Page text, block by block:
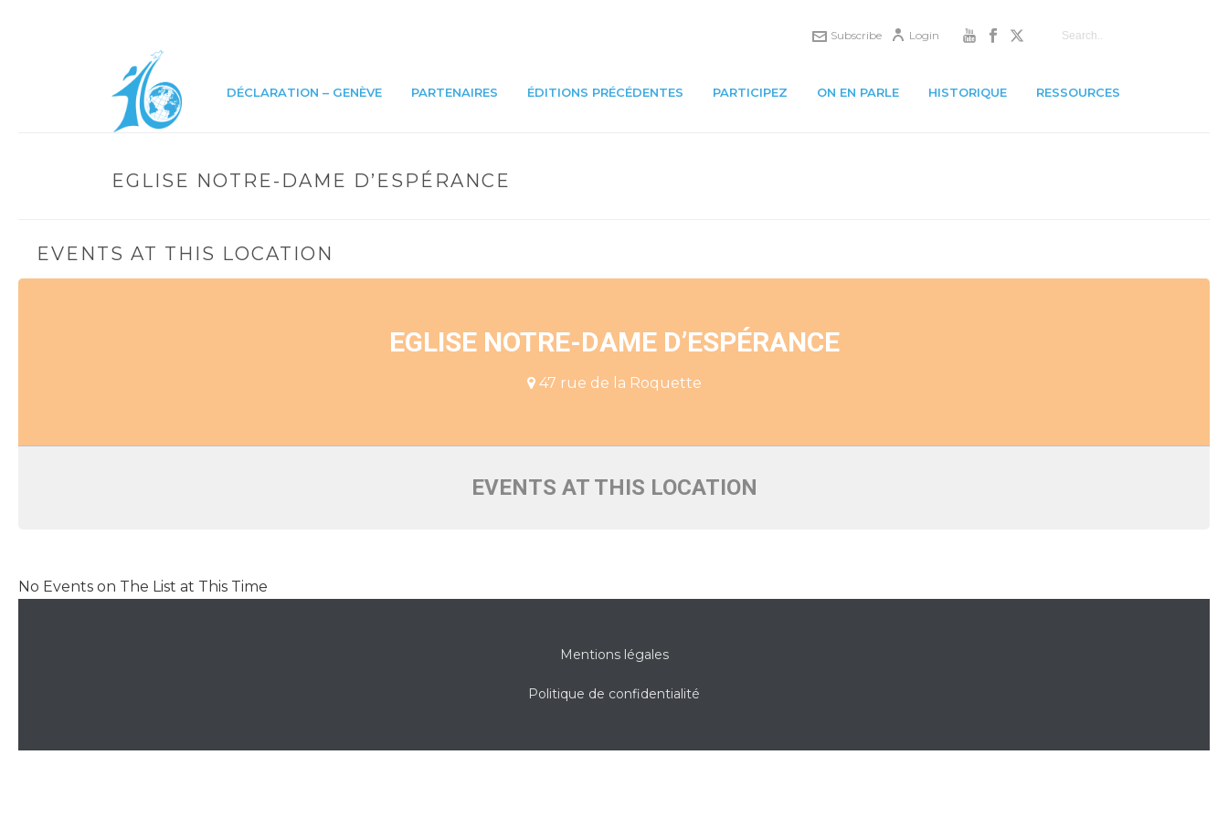
Login
Subscribe
DÉCLARATION – GENÈVE PARTENAIRES ÉDITIONS PRÉCÉDENTES PARTICIPEZ ON EN PARLE HISTORIQUE RESSOURCES
EGLISE NOTRE-DAME D’ESPÉRANCE
EVENTS AT THIS LOCATION
EGLISE NOTRE-DAME D’ESPÉRANCE
47 rue de la Roquette
EVENTS AT THIS LOCATION
No Events on The List at This Time
Mentions légales
Politique de confidentialité